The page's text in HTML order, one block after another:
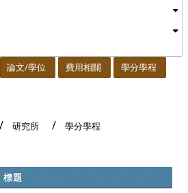
論文/學位 費用相關 學分學程
研究所 學分學程
標題